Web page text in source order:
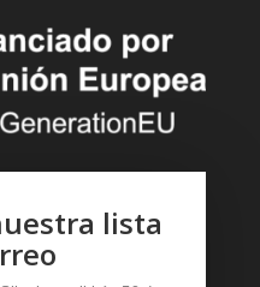
lista